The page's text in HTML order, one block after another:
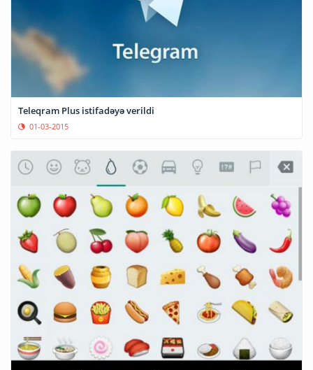
Teleqram Plus istifadəyə verildi
01-03-2015